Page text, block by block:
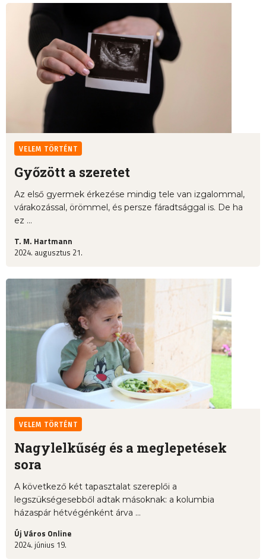
VELEM TÖRTÉNT
Győzött a szeretet
Az első gyermek érkezése mindig tele van izgalommal,
várakozással, örömmel, és persze fáradtsággal is. De ha
ez ...
T. M. Hartmann
2024. augusztus 21.
VELEM TÖRTÉNT
Nagylelkűség és a meglepetések
sora
A következő két tapasztalat szereplői a
legszükségesebből adtak másoknak: a kolumbia
házaspár hétvégénként árva ...
Új Város Online
2024. június 19.